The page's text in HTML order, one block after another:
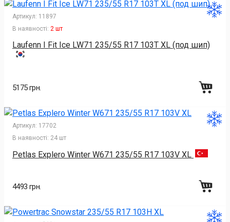
Артикул: 11897
В наявності: 2 шт
Laufenn I Fit Ice LW71 235/55 R17 103T XL (под шип)
5175 грн.
Артикул: 17702
В наявності: 24 шт
Petlas Explero Winter W671 235/55 R17 103V XL
4493 грн.